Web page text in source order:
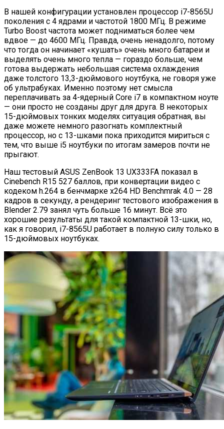
В нашей конфигурации установлен процессор i7-8565U
поколения с 4 ядрами и частотой 1800 МГц. В режиме
Turbo Boost частота может подниматься более чем
вдвое — до 4600 МГц. Правда, очень ненадолго, потому
что тогда он начинает «кушать» очень много батареи и
выделять очень много тепла — гораздо больше, чем
готова выдержать небольшая система охлаждения
даже толстого 13,3-дюймового ноутбука, не говоря уже
об ультрабуках. Именно поэтому нет смысла
переплачивать за 4-ядерный Core i7 в компактном ноуте
— они просто не созданы друг для друга. В некоторых
15-дюймовых тонких моделях ситуация обратная, вы
даже можете немного разогнать комплектный
процессор, но с 13-шками пока приходится мириться с
тем, что выше i5 ноутбуки по итогам замеров почти не
прыгают.
Наш тестовый ASUS ZenBook 13 UX333FA показал в
Cinebench R15 527 баллов, при конвертации видео с
кодеком h.264 в бенчмарке x264 HD Benchmrak 4.0 — 28
кадров в секунду, а рендеринг тестового изображения в
Blender 2.79 занял чуть больше 16 минут. Всё это
хорошие результаты для такой компактной 13-шки, но,
как я говорил, i7-8565U работает в полную силу только в
15-дюймовых ноутбуках.